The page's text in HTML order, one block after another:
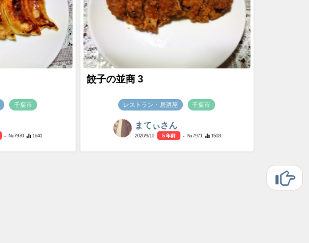
千葉市
- №7970 1640
餃子の並商 3
レストラン・居酒屋 千葉市
まてぃさん
2020/9/10 5 年前 - №7971 1508